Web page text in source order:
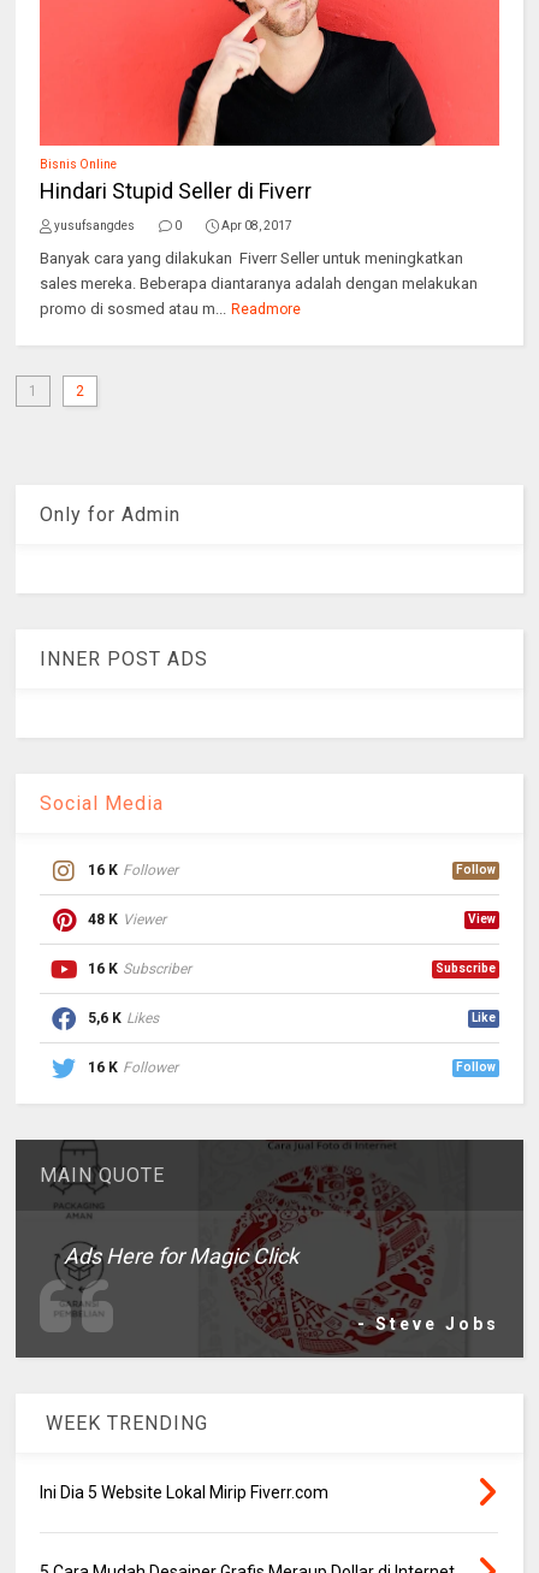
Bisnis Online
Hindari Stupid Seller di Fiverr
yusufsangdes 0 Apr 08, 2017
Banyak cara yang dilakukan Fiverr Seller untuk meningkatkan
sales mereka. Beberapa diantaranya adalah dengan melakukan
promo di sosmed atau m... Readmore
1 2
Only for Admin
INNER POST ADS
Social Media
16 K Follower Follow
48 K Viewer View
16 K Subscriber Subscribe
5,6 K Likes Like
16 K Follower Follow
MAIN QUOTE
Ads Here for Magic Click
- Steve Jobs
WEEK TRENDING
Ini Dia 5 Website Lokal Mirip Fiverr.com